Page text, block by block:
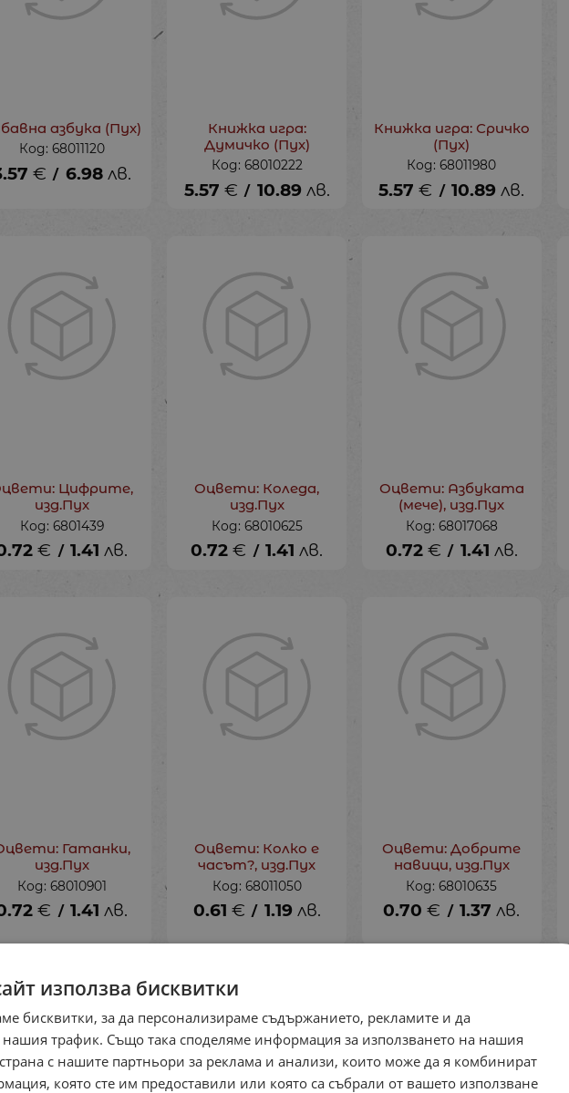
азбука (Пух)
Код: 68011120
€ / 6.98 лв.
Книжка игра:
Думичко (Пух)
Код: 68010222
5.57 € / 10.89 лв.
Книжка игра: Сричко
(Пух)
Код: 68011980
5.57 € / 10.89 лв.
Цифрите,
изд.Пух
Код: 6801439
€ / 1.41 лв.
Оцвети: Коледа,
изд.Пух
Код: 68010625
0.72 € / 1.41 лв.
Оцвети: Азбуката
(мече), изд.Пух
Код: 68017068
0.72 € / 1.41 лв.
Гатанки,
изд.Пух
Код: 68010901
€ / 1.41 лв.
Оцвети: Колко е
часът?, изд.Пух
Код: 68011050
0.61 € / 1.19 лв.
Оцвети: Добрите
навици, изд.Пух
Код: 68010635
0.70 € / 1.37 лв.
използва бисквитки
бисквитки, за да персонализираме съдържанието, рекламите и да
трафик. Също така споделяме информация за използването на нашия
с нашите партньори за реклама и анализи, които може да я комбинират
която сте им предоставили или която са събрали от вашето използване